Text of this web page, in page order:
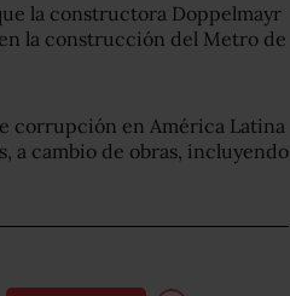
la constructora Doppelmayr
la construcción del Metro de
corrupción en América Latina
a cambio de obras, incluyendo